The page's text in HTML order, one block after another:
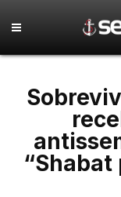
“Shabat